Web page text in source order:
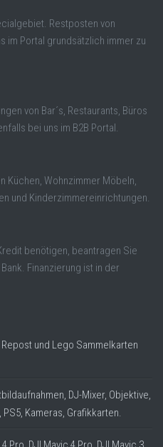
Restposten von
im Portal grundsätzlich immer zu
von Bar´s, Restaurants, Büros
bei uns im B2B Portal.
Küchen, Wohnzimmer Möbeln,
und Kinderzimmereinrichtungen.
benötigen, beantragen Sie
Finanzierung ist in der
und Lego Sammelkarten
DJ-Mixer, Objektive,
Kameras, Grafikkarten.